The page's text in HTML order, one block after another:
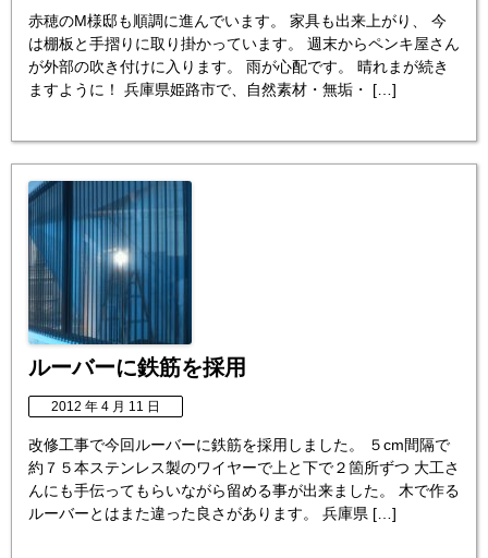
赤穂のM様邸も順調に進んでいます。 家具も出来上がり、 今
は棚板と手摺りに取り掛かっています。 週末からペンキ屋さん
が外部の吹き付けに入ります。 雨が心配です。 晴れまが続き
ますように！ 兵庫県姫路市で、自然素材・無垢・ […]
ルーバーに鉄筋を採用
2012 年 4 月 11 日
改修工事で今回ルーバーに鉄筋を採用しました。 ５cm間隔で
約７５本ステンレス製のワイヤーで上と下で２箇所ずつ 大工さ
んにも手伝ってもらいながら留める事が出来ました。 木で作る
ルーバーとはまた違った良さがあります。 兵庫県 […]